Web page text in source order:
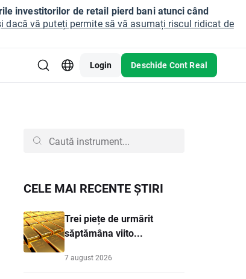
investitorilor de retail pierd bani atunci când
dacă vă puteți permite să vă asumați riscul ridicat de
Login Deschide Cont Real
CELE MAI RECENTE ȘTIRI
Trei piețe de urmărit
săptămâna viito...
7 august 2026